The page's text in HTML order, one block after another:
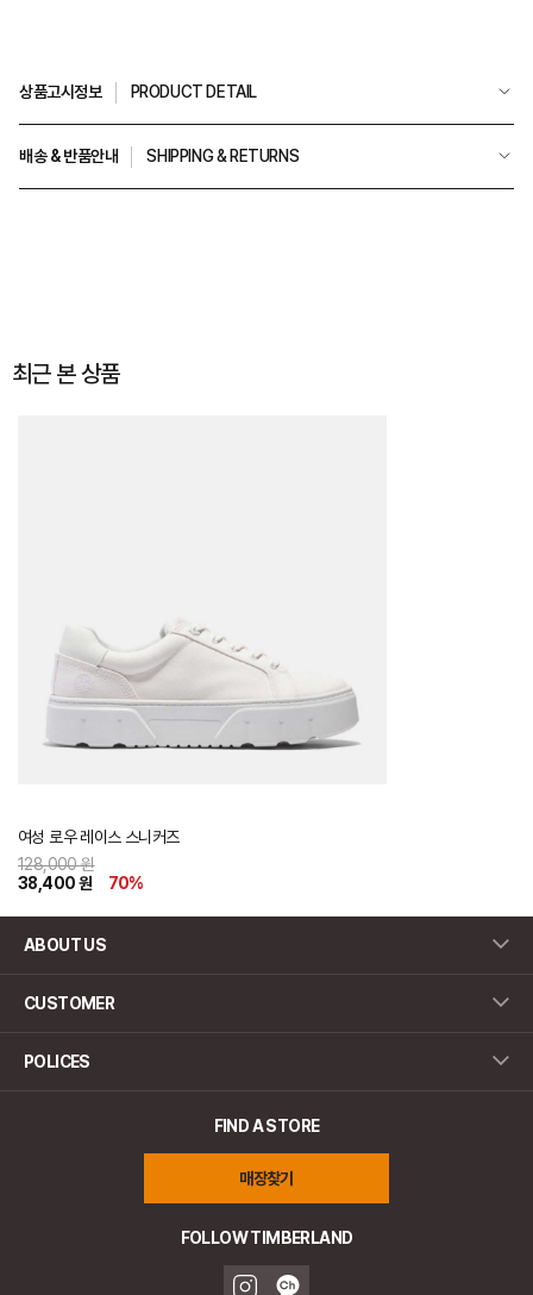
상품고시정보 PRODUCT DETAIL
배송 & 반품안내 SHIPPING & RETURNS
최근 본 상품
여성 로우 레이스 스니커즈
128,000 원
38,400 원
70%
ABOUT US
CUSTOMER
POLICES
FIND A STORE
매장찾기
FOLLOW TIMBERLAND